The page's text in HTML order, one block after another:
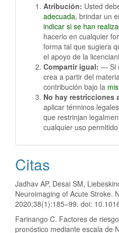
Atribución: Usted
adecuada, brindar un
indicar si se han
hacerlo en cualquier
forma tal que sugiera
el apoyo de la
Compartir igual: — Si
crea a partir del
contribución bajo la
No hay restricciones
aplicar términos
que restrinjan
cualquier uso
Citas
Jadhav AP, Desai SM,
Neuroimaging of Acute Stroke.
2020;38(1):185–99. doi:
Farinango C. Factores de
pronóstico mediante escala de